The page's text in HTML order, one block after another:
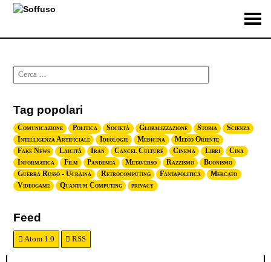
Tag popolari
Comunicazione Politica Società Globalizzazione Storia
Scienza
Intelligenza Artificiale
Ideologie Medicina
Medio Oriente
Fake News
Laicità Iran Cancel Culture Cinema Libri
Cina
Informatica
Film Pandemia Metaverso Razzismo
Buonismo
Guerra Russo - Ucraina
Retrocomputing Fantapolitica
Mercato
Videogame
Quantum Computing privacy
Feed
Atom 1.0 RSS